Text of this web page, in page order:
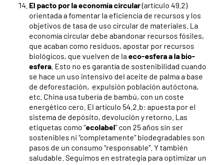
El pacto por la economía circular(artículo 49.2)
orientada a fomentar la eficiencia de recursos y los
objetivos de tasa de uso circular de materiales. La
economía circular debe abandonar recursos fósiles,
que acaban como residuos, apostar por recursos
biológicos, que vuelven de laeco-esfera a la bio-
esfera . Esto no es garantía de sostenibilidad cuando
se hace un uso intensivo del aceite de palma a base
de deforestación, expulsión población autóctona,
etc. China usa tubería de bambú, con un coste
energético cero. El artículo 54.2.b: apuesta por el
sistema de depósito, devolución y retorno. Las
etiquetas como “ecolabel” con 25 años sin ser
sostenibles ni “completamente” biodegradables son
pasos de un consumo “responsable”. Y también
saludable. Seguimos en estrategia para optimizar un